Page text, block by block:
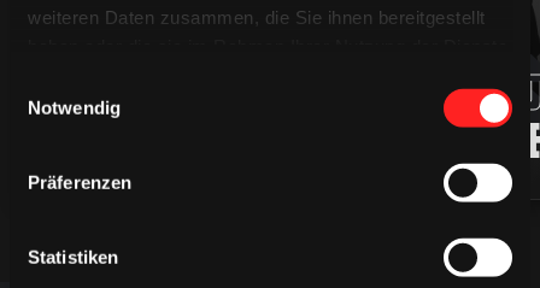
weiteren Daten zusammen, die Sie ihnen bereitgestellt
Notwendig
Präferenzen
Statistiken
ROBIN
PRESS